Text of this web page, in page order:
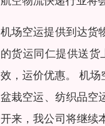
机场空运提供到达货
的货运同仁提供送
效，运价优惠。 机
盆栽空运、纺织品空
开来，我公司将继续